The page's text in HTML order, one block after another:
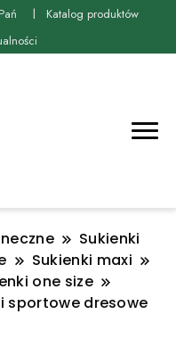
Katalog produktów
Sukienki
Sukienki maxi
one size
sportowe dresowe